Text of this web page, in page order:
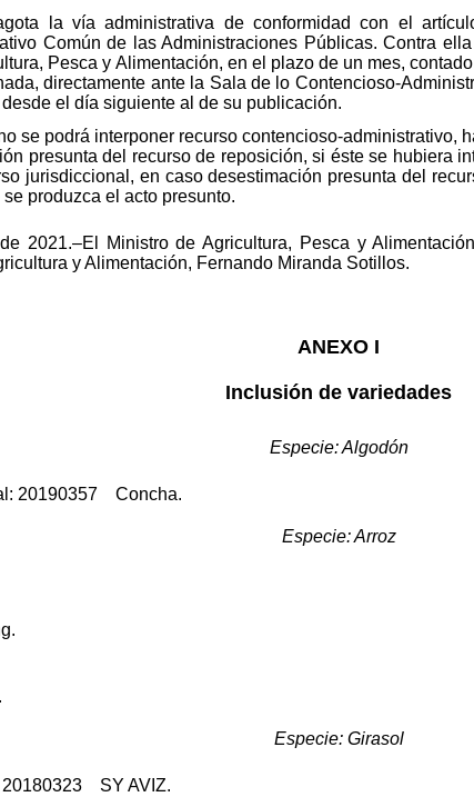
la vía administrativa de conformidad con el
Común de las Administraciones Públicas. Contra
Pesca y Alimentación, en el plazo de un mes,
directamente ante la Sala de lo Contencioso-
el día siguiente al de su publicación.
se podrá interponer recurso contencioso-administrativo,
presunta del recurso de reposición, si éste se hubiera
jurisdiccional, en caso desestimación presunta del
produzca el acto presunto.
2021.–El Ministro de Agricultura, Pesca y
y Alimentación, Fernando Miranda Sotillos.
ANEXO I
Inclusión de variedades
Especie: Algodón
20190357 Concha.
Especie: Arroz
Especie: Girasol
20180323 SY AVIZ.